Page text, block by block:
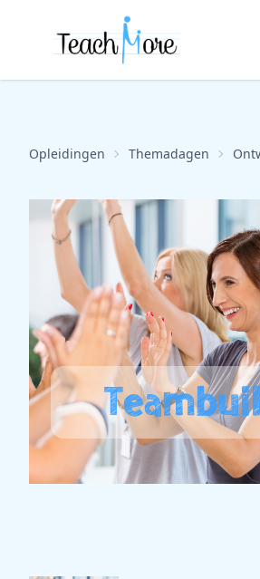
Opleidingen Themadagen